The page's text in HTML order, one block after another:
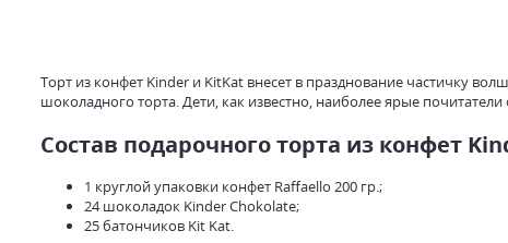
Торт из конфет Kinder и KitKat внесет в празднование частичку
шоколадного торта. Дети, как известно, наиболее ярые
Состав подарочного торта из конфет
1 круглой упаковки конфет Raffaello 200 гр.;
24 шоколадок Kinder Chokolate;
25 батончиков Kit Kat.